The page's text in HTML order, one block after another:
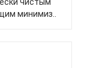
минимиз..